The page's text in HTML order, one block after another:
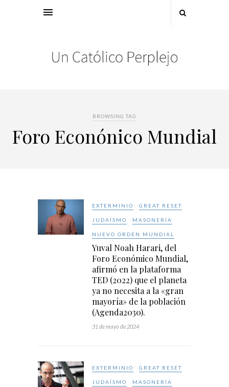
BROWSING TAG
Foro Econónico Mundial
EXTERMINIO GREAT RESET
JUDAÍSMO MASONERÍA
NUEVO ORDEN MUNDIAL
Yuval Noah Harari, del
Foro Económico Mundial,
afirmó en la plataforma
TED (2022) que el planeta
ya no necesita a la «gran
mayoría» de la población
(Agenda2030).
31 de mayo de 2024
EXTERMINIO GREAT RESET
JUDAÍSMO MASONERÍA